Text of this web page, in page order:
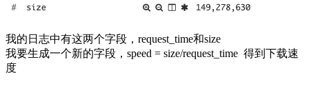
我的日志中有这两个字段，request_time和size
我要生成一个新的字段，speed = size/request_time 得到下载速
度